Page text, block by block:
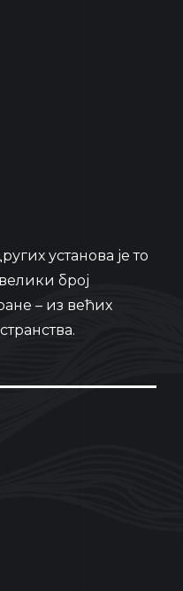
установа је то
број
– из већих